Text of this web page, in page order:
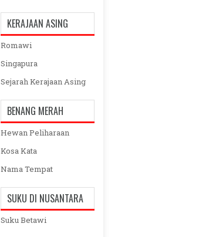
KERAJAAN ASING
Romawi
Singapura
Sejarah Kerajaan Asing
BENANG MERAH
Hewan Peliharaan
Kosa Kata
Nama Tempat
SUKU DI NUSANTARA
Suku Betawi